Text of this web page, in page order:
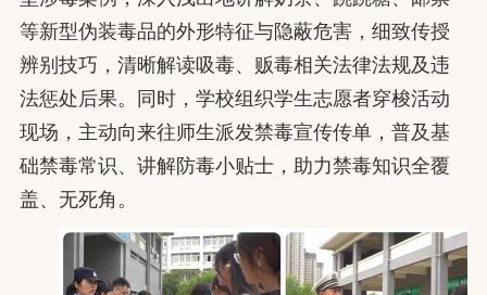
等新型伪装毒品的外形特征与隐蔽危害，细致传授
辨别技巧，清晰解读吸毒、贩毒相关法律法规及违
法惩处后果。同时，学校组织学生志愿者穿梭活动
现场，主动向来往师生派发禁毒宣传传单，普及基
础禁毒常识、讲解防毒小贴士，助力禁毒知识全覆
盖、无死角。